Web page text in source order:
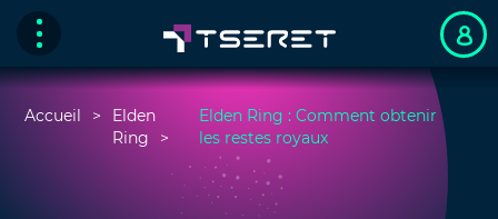
Accueil
Elden
Ring
Elden Ring : Comment obtenir
les restes royaux